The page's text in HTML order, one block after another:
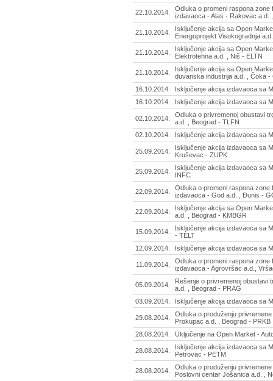
22.10.2014.
Odluka o promeni raspona zone
izdavaoca - Alas - Rakovac a.d.
21.10.2014.
Isključenje akcija sa Open
Energoprojekt Visokogradnja
21.10.2014.
Isključenje akcija sa Open
Elektrotehna a.d. , Niš - ELTN
21.10.2014.
Isključenje akcija sa Open
duvanska industrija a.d. , Čoka -
16.10.2014.
Isključenje akcija izdavaoca sa
16.10.2014.
Isključenje akcija izdavaoca sa
02.10.2014.
Odluka o privremenoj obustavi
a.d. , Beograd - TLFN
02.10.2014.
Isključenje akcija izdavaoca sa
25.09.2014.
Isključenje akcija izdavaoca sa
Kruševac - ZUPK
25.09.2014.
Isključenje akcija izdavaoca sa
INFC
22.09.2014.
Odluka o promeni raspona zone
izdavaoca - God a.d. , Đunis -
22.09.2014.
Isključenje akcija sa Open
a.d. , Beograd - KMBGR
15.09.2014.
Isključenje akcija izdavaoca sa
- TELT
12.09.2014.
Isključenje akcija izdavaoca sa
11.09.2014.
Odluka o promeni raspona zone
izdavaoca - Agrovršac a.d.,
05.09.2014.
Rešenje o privremenoj obustavi
a.d. , Beograd - PRAG
03.09.2014.
Isključenje akcija izdavaoca sa
29.08.2014.
Odluka o produženju
Prokupac a.d. , Beograd - PRKB
28.08.2014.
Uključenje na Open Market -
28.08.2014.
Isključenje akcija izdavaoca sa
Petrovac - PETM
28.08.2014.
Odluka o produženju
Poslovni centar Jošanica a.d. ,